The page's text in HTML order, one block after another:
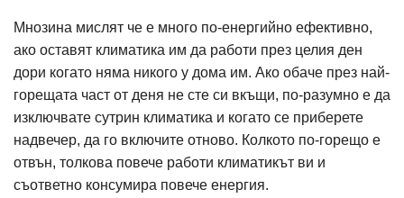
Мнозина мислят че е много по-енергийно ефективно,
ако оставят климатика им да работи през целия ден
дори когато няма никого у дома им. Ако обаче през най-
горещата част от деня не сте си вкъщи, по-разумно е да
изключвате сутрин климатика и когато се приберете
надвечер, да го включите отново. Колкото по-горещо е
отвън, толкова повече работи климатикът ви и
съответно консумира повече енергия.